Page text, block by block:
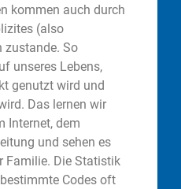
kommen auch durch
(also
zustande. So
unseres Lebens,
genutzt wird und
Das lernen wir
Internet, dem
und sehen es
Familie. Die Statistik
Codes oft